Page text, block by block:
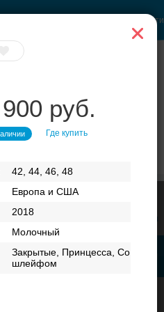
руб.
Где купить
42, 44, 46, 48
Европа и США
2018
Молочный
Закрытые, Принцесса, Со
шлейфом
Войти
Журнал
ЗАГСы Аксессуары